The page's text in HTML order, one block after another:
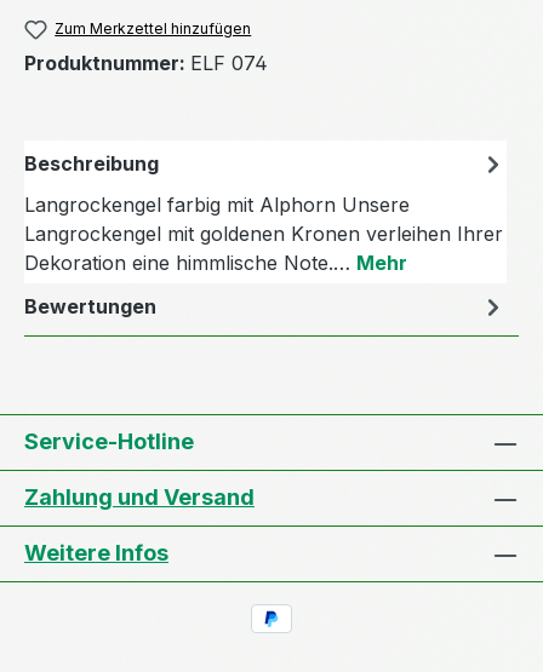
Zum Merkzettel hinzufügen
Produktnummer: ELF 074
Beschreibung
Langrockengel farbig mit Alphorn Unsere
Langrockengel mit goldenen Kronen verleihen Ihrer
Dekoration eine himmlische Note.… Mehr
Bewertungen
Service-Hotline
Zahlung und Versand
Weitere Infos